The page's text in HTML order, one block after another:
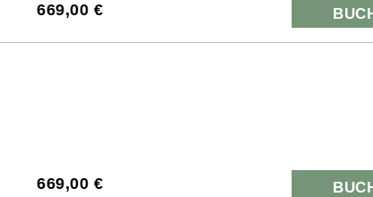
669,00 €
669,00 €